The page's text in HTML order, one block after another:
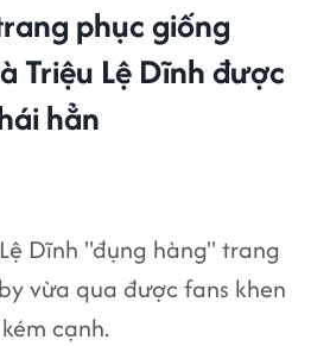
phục giống
Triệu Lệ Dĩnh được
hẳn
Dĩnh "đụng hàng" trang
vừa qua được fans khen
cạnh.